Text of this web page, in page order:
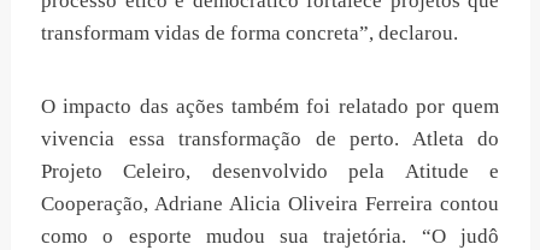
transformam vidas de forma concreta”, declarou.
O impacto das ações também foi relatado por quem
vivencia essa transformação de perto. Atleta do
Projeto Celeiro, desenvolvido pela Atitude e
Cooperação, Adriane Alicia Oliveira Ferreira contou
como o esporte mudou sua trajetória. “O judô